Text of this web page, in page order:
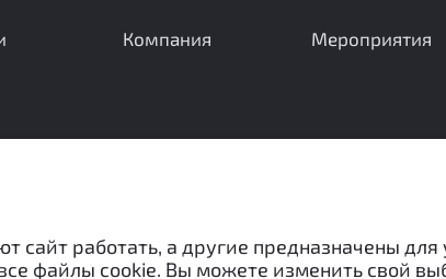
Компания Мероприятия
сайт работать, а другие предназначены
файлы cookie. Вы можете изменить свой